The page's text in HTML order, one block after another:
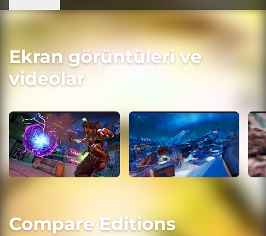
Ekran görüntüleri ve
videolar
Compare Editions